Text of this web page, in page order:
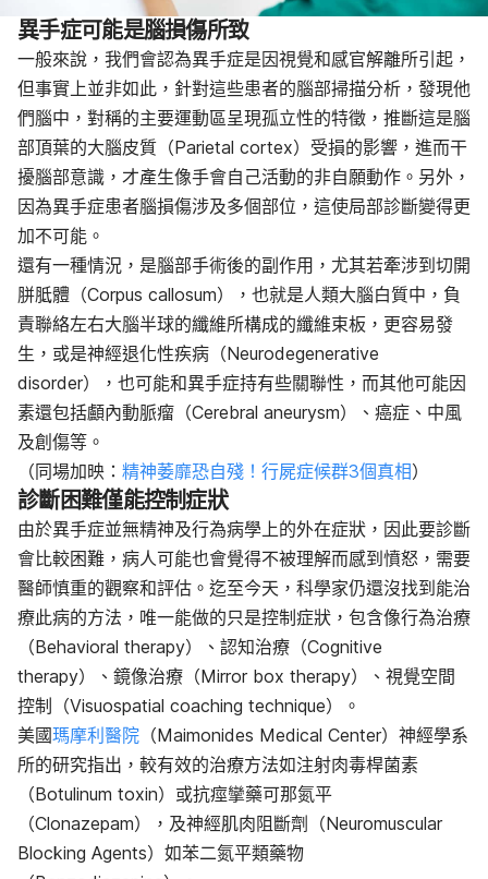
異手症可能是腦損傷所致
一般來說，我們會認為異手症是因視覺和感官解離所引起，
但事實上並非如此， 針對這些患者的腦部掃描分析，發現他
們腦中，對稱的主要運動區呈現孤立性的特徵，推斷這是腦
部頂葉的大腦皮質 （Parietal cortex） 受損的影響，進而干
擾腦部意識，才產生像手會自己活動的非自願動作。另外，
因為異手症患者腦損傷涉及多個部位，這使局部診斷變得更
加不可能。
還有一種情況，是腦部手術後的副作用，尤其若牽涉到切開
胼胝體（Corpus callosum）， 也就是人類大腦白質中，負
責聯絡左右大腦半球的纖維所構成的纖維束板，更容易發
生，或是神經退化性疾​​病（Neurodegenerative
disorder）
，也可能和異手症持有些關聯性，而其他可能因
素還包括顱內動脈瘤（Cerebral aneurysm）、癌症、中風
及創傷等 。
（同場加映： 精神萎靡恐自殘！行屍症候群3個真相）
診斷困難僅能控制症狀
由於異手症並無精神及行為病學上的外在症狀，因此要診斷
會比較困難，病人可能也會覺得不被理解而感到憤怒，需要
醫師慎重的觀察和評估。迄至今天，科學家仍還沒找到能治
療此病的方法，唯一能做的只是控制症狀，包含像行為治療
（Behavioral therapy）、認知治療（Cognitive
therapy）、鏡像治療（Mirror box therapy）、視覺空間
控制（Visuospatial coaching technique）。
美國瑪摩利醫院 （Maimonides Medical Center）神經學系
所的研究指出 ，較有效的治療方法如注射肉毒桿菌素
（Botulinum toxin） 或抗痙攣藥可那氮平
（Clonazepam），及神經肌肉阻斷劑（Neuromuscular
Blocking Agents）如苯二氮平類藥物